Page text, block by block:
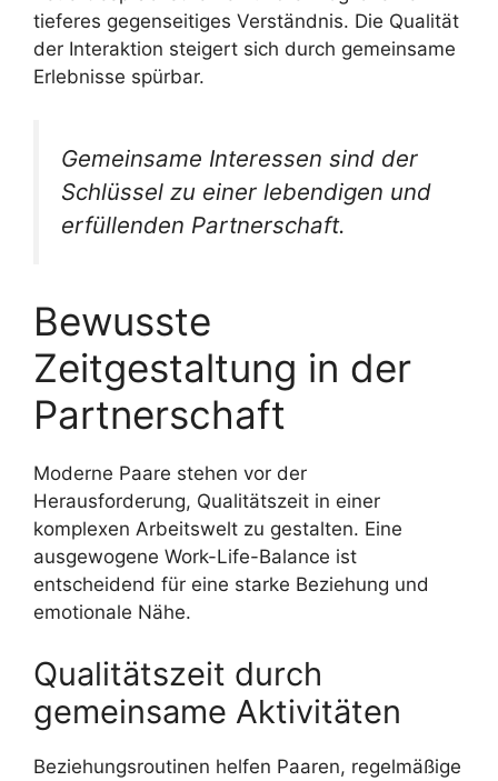
tieferes gegenseitiges Verständnis. Die Qualität
der Interaktion steigert sich durch gemeinsame
Erlebnisse spürbar.
Gemeinsame Interessen sind der
Schlüssel zu einer lebendigen und
erfüllenden Partnerschaft.
Bewusste
Zeitgestaltung in der
Partnerschaft
Moderne Paare stehen vor der
Herausforderung, Qualitätszeit in einer
komplexen Arbeitswelt zu gestalten. Eine
ausgewogene Work-Life-Balance ist
entscheidend für eine starke Beziehung und
emotionale Nähe.
Qualitätszeit durch
gemeinsame Aktivitäten
Beziehungsroutinen helfen Paaren, regelmäßige